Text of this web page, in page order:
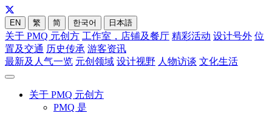
EN 繁 简 한국어 日本語
关于 PMQ 元创方 工作室，店铺及餐厅 精彩活动 设计号外 位
置及交通 历史传承 游客资讯
最新及人气一览 元创领域 设计视野 人物访谈 文化生活
关于 PMQ 元创方
PMQ 是